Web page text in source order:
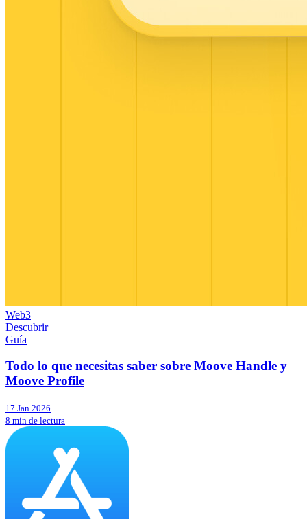
Web3
Descubrir
Guía
Todo lo que necesitas saber sobre Moove Handle y
Moove Profile
17 Jan 2026
8 min de lectura